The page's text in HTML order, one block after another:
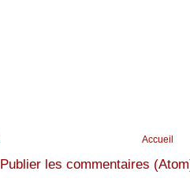
Accueil
Publier les commentaires